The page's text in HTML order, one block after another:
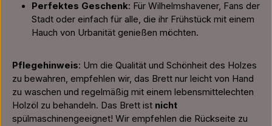
Perfektes Geschenk: Für Wilhelmshavener, Fans der
Stadt oder einfach für alle, die ihr Frühstück mit einem
Hauch von Urbanität genießen möchten.
Pflegehinweis: Um die Qualität und Schönheit des Holzes
zu bewahren, empfehlen wir, das Brett nur leicht von Hand
zu waschen und regelmäßig mit einem lebensmittelechten
Holzöl zu behandeln. Das Brett ist nicht
spülmaschinengeeignet! Wir empfehlen die Rückseite zu